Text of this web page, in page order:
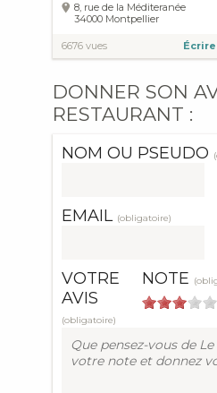
8, rue de la Méditeranée
34000 Montpellier
6676 vues
DONNER SON
RESTAURANT :
NOM OU PSEUDO
EMAIL (obligatoire)
NOTE
VOTRE
AVIS
(obligatoire)